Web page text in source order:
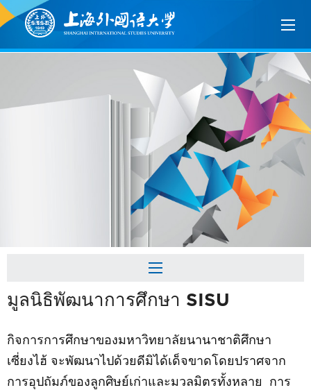
มูลนิธิพัฒนาการศึกษา SISU
กิจการการศึกษาของมหาวิทยาลัยนานาชาติศึกษา
เซี่ยงไฮ้ จะพัฒนาไปด้วยดีมิได้เด็จขาดโดยปราศจาก
การอุปถัมภ์ของลูกศิษย์เก่าและมวลมิตรทั้งหลาย
การ